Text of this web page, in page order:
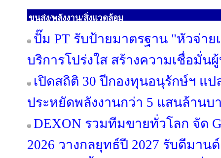
ขนส่ง/พลังงาน/สิ่งแวดล้อม
ปั๊ม PT รับป้ายมาตรฐาน "หัวจ่าย
บริการโปร่งใส สร้างความเชื่อมั่น
เปิดสถิติ 30 ปีกองทุนอนุรักษ์ฯ แ
ประหยัดพลังงานกว่า 5 แสนล้านบ
DEXON รวมทีมขายทั่วโลก จัด
2026 วางกลยุทธ์ปี 2027 รับดีมาน